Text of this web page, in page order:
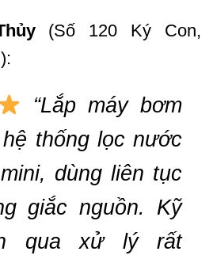
(Số 120 Ký Con,
“Lắp máy bơm
thống lọc nước
dùng liên tục
giắc nguồn. Kỹ
qua xử lý rất